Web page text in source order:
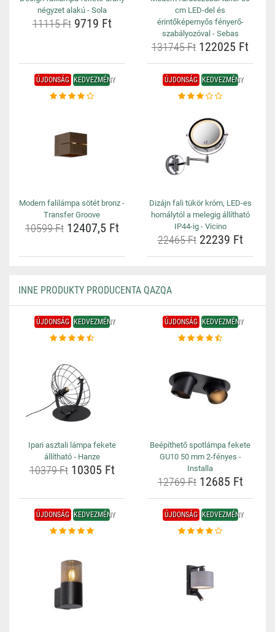
négyzet alakú - Sola
11115 Ft9719 Ft
cm LED-del és
érintőképernyős fényerő-
szabályozóval - Sebas
131745 Ft 122025 Ft
ÚJDONSÁG KEDVEZMÉNY
Modern falilámpa sötét bronz -
Transfer Groove
10599 Ft12407,5 Ft
ÚJDONSÁG KEDVEZMÉNY
Dizájn fali tükör króm, LED-es
homálytól a melegig állítható
IP44-ig - Vicino
22465 Ft22239 Ft
INNE PRODUKTY PRODUCENTA QAZQA
ÚJDONSÁG KEDVEZMÉNY
Ipari asztali lámpa fekete
állítható - Hanze
10379 Ft10305 Ft
ÚJDONSÁG KEDVEZMÉNY
Beépíthető spotlámpa fekete
GU10 50 mm 2-fényes -
Installa
12769 Ft12685 Ft
ÚJDONSÁG KEDVEZMÉNY ÚJDONSÁG KEDVEZMÉNY